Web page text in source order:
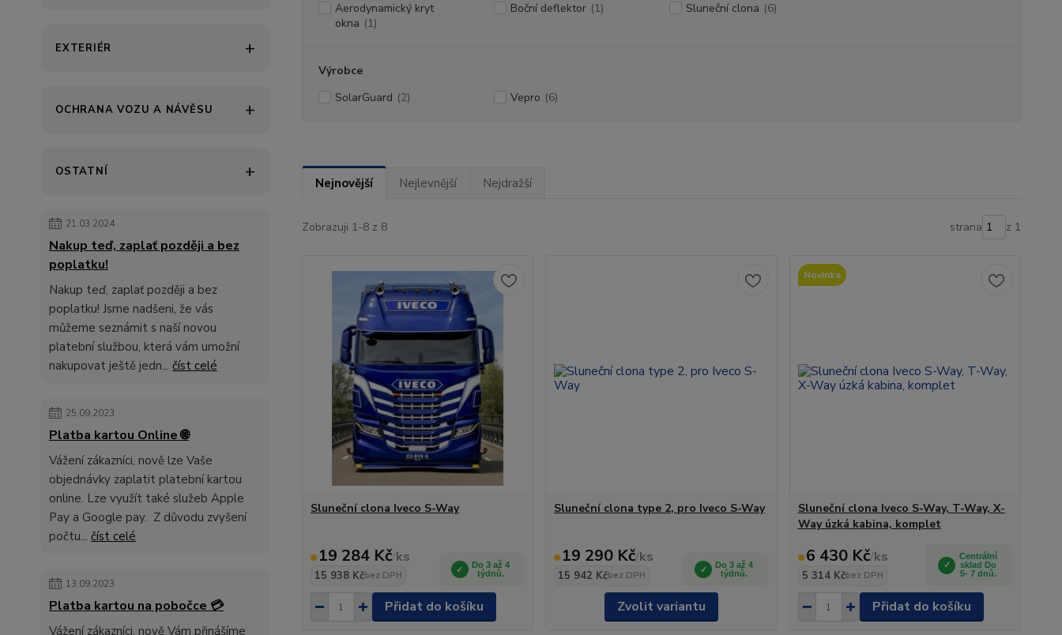
EXTERIÉR
OCHRANA VOZU A NÁVĚSU
OSTATNÍ
21.03.2024
Nakup teď, zaplať později a bez
poplatku!
Nakup teď, zaplať později a bez
poplatku! Jsme nadšeni, že vás
můžeme seznámit s naší novou
platební službou, která vám umožní
nakupovat ještě jedn... číst celé
25.09.2023
Platba kartou Online 🌐
Vážení zákazníci, nově lze Vaše
objednávky zaplatit platební kartou
online. Lze využít také služeb Apple
Pay a Google pay. Z důvodu zvyšení
počtu... číst celé
13.09.2023
Platba kartou na pobočce 💳
Vážení zákazníci, nově Vám přinášíme
Aerodynamický kryt
okna (1)
Boční deflektor (1) Sluneční clona (6)
Výrobce
SolarGuard (2) Vepro (6)
Nejnovější Nejlevnější Nejdražší
Zobrazuji 1-8 z 8 strana z 1
Sluneční clona Iveco S-Way
19 284 Kč/ks
15 938 Kčbez DPH
Do 3 až 4
týdnů.
Přidat do košíku
Sluneční clona type 2, pro Iveco S-Way
19 290 Kč/ks
15 942 Kčbez DPH
Do 3 až 4
týdnů.
Zvolit variantu
Novinka
Sluneční clona Iveco S-Way, T-Way, X-
Way úzká kabina, komplet
6 430 Kč/ks
5 314 Kčbez DPH
Centrální
sklad Do
5- 7 dnů.
Přidat do košíku